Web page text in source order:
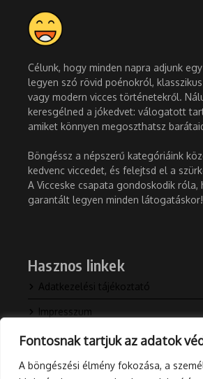
Fontosnak tartjuk az adatok
A böngészési élmény fokozása, a
Célunk, hogy minden napra adjunk
legyen szó rövid poénokról,
vagy modern vicces történetekről.
keresgélned a jókedvet: válogatott
amiket könnyen megoszthatsz
Böngéssz a népszerű kategóriáink
kedvenc viccedet, és felejtsd el a
A Vicceske csapata gondoskodik
garantált legyen minden látogatáskor!
Hasznos linkek
Adatkezelési tájékoztató
Impresszum
Kapcsolat
Rólunk